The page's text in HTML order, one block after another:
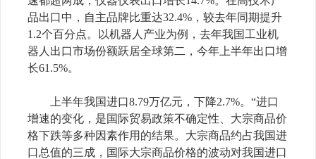
品出口中，自主品牌比重达32.4% ，较去年同期提升
1.2个百分点。以机器人产业为例，去年我国工业机
器人出口市场份额跃居全球第二，今年上半年出口增
长61.5%。
上半年我国进口8.79万亿元，下降2.7%。“进口
增速的变化，是国际贸易政策不确定性、大宗商品价
格下跌等多种因素作用的结果。大宗商品约占我国进
口总值的三成，国际大宗商品价格的波动对我国进口